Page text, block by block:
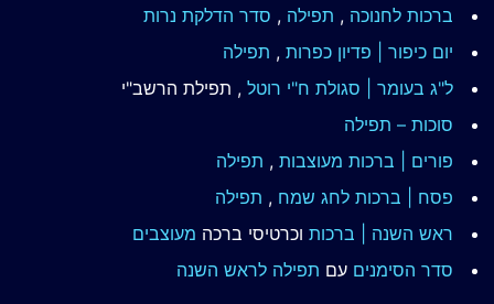
ברכות לחנוכה , תפילה , סדר הדלקת נרות
יום כיפור | פדיון כפרות , תפילה
ל"ג בעומר | סגולת ח"י רוטל , תפילת הרשב"י
סוכות – תפילה
פורים | ברכות מעוצבות , תפילה
פסח | ברכות לחג שמח , תפילה
ראש השנה | ברכות וכרטיסי ברכה מעוצבים
סדר הסימנים עם תפילה לראש השנה